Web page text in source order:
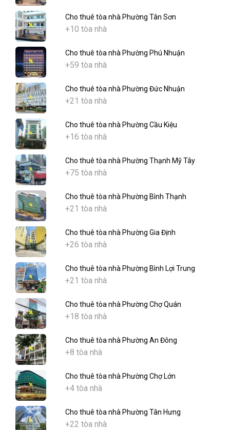
Cho thuê tòa nhà Phường Tân Sơn
+10 tòa nhà
Cho thuê tòa nhà Phường Phú Nhuận
+59 tòa nhà
Cho thuê tòa nhà Phường Đức Nhuận
+21 tòa nhà
Cho thuê tòa nhà Phường Cầu Kiệu
+16 tòa nhà
Cho thuê tòa nhà Phường Thạnh Mỹ Tây
+75 tòa nhà
Cho thuê tòa nhà Phường Bình Thạnh
+21 tòa nhà
Cho thuê tòa nhà Phường Gia Định
+26 tòa nhà
Cho thuê tòa nhà Phường Bình Lợi Trung
+21 tòa nhà
Cho thuê tòa nhà Phường Chợ Quán
+18 tòa nhà
Cho thuê tòa nhà Phường An Đông
+8 tòa nhà
Cho thuê tòa nhà Phường Chợ Lớn
+4 tòa nhà
Cho thuê tòa nhà Phường Tân Hưng
+22 tòa nhà